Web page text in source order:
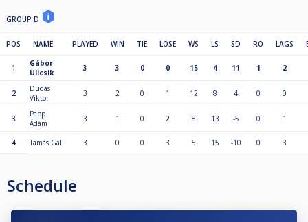
GROUP D
POS NAME PLAYED WIN TIE LOSE WS LS SD RO LAGS
1
Gábor
Ulicsik
3 3 0 0 15 4 11 1 2
2
Dudás
Viktor
3 2 0 1 12 8 4 0 0
3
Papp
Ádám
3 1 0 2 8 13 -5 0 1
4 Tamás Gál 3 0 0 3 5 15 -10 0 3
Schedule